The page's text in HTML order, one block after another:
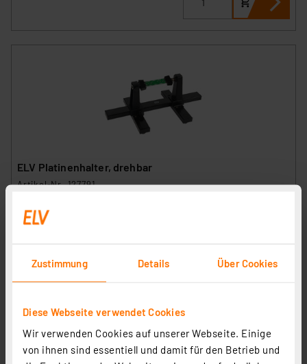
Zustimmung Details Über Cookies
Diese Webseite verwendet Cookies
Wir verwenden Cookies auf unserer Webseite. Einige
von ihnen sind essentiell und damit für den Betrieb und
ELV Platinenhalter, drehbar
Artikel-Nr. 127791
2
inkl. MwSt.
Informationen zu Versandkosten